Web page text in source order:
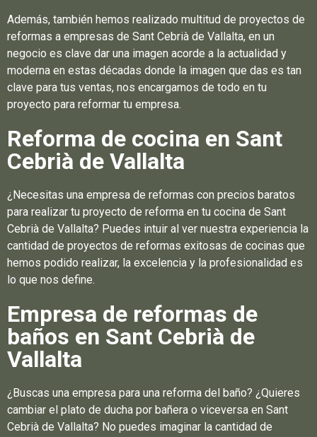
Además, también hemos realizado multitud de proyectos de
reformas a empresas de Sant Cebrià de Vallalta, en un
negocio es clave dar una imagen acorde a la actualidad y
moderna en estas décadas donde la imagen que das es tan
clave para tus ventas, nos encargamos de todo en tu
proyecto para reformar tu empresa.
Reforma de cocina en Sant
Cebrià de Vallalta
¿Necesitas una empresa de reformas con precios baratos
para realizar tu proyecto de reforma en tu cocina de Sant
Cebrià de Vallalta? Puedes intuir al ver nuestra experiencia la
cantidad de proyectos de reformas exitosas de cocinas que
hemos podido realizar, la excelencia y la profesionalidad es
lo que nos define.
Empresa de reformas de
baños en Sant Cebrià de
Vallalta
¿Buscas una empresa para una reforma del baño? ¿Quieres
cambiar el plato de ducha por bañera o viceversa en Sant
Cebrià de Vallalta? No puedes imaginar la cantidad de